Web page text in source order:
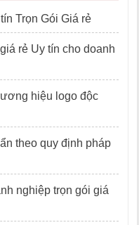
Trọn Gói Giá rẻ
rẻ Uy tín cho doanh
hiệu logo độc
theo quy định pháp
nghiệp trọn gói giá